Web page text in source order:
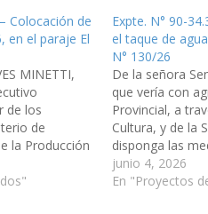
Colocación de
en el paraje El
MINETTI,
de los
de
la Producción
para
Expte. N° 90-
el taque de
N° 130/26
De la señora
que vería con
Provincial, a
Cultura, y de la
disponga las
relevamiento
incluyendo las
junio 4, 2026
En "Proyectos